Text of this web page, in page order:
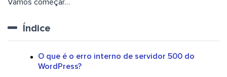
Vamos começar…
Índice
O que é o erro interno de servidor 500 do
WordPress?